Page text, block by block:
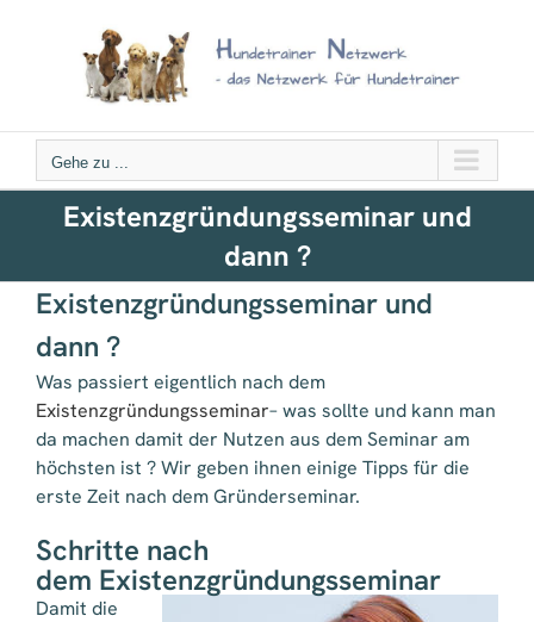
Gehe zu ...
Existenzgründungsseminar und
dann ?
Existenzgründungsseminar und
dann ?
Was passiert eigentlich nach dem
Existenzgründungsseminar– was sollte und kann man
da machen damit der Nutzen aus dem Seminar am
höchsten ist ? Wir geben ihnen einige Tipps für die
erste Zeit nach dem Gründerseminar.
Schritte nach
dem Existenzgründungsseminar
Damit die